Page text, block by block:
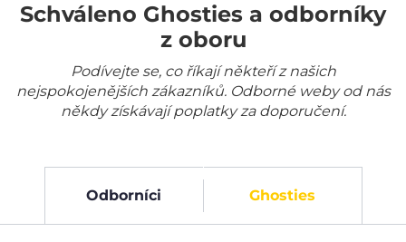
Schváleno Ghosties a odborníky
z oboru
Podívejte se, co říkají někteří z našich
nejspokojenějších zákazníků. Odborné weby od nás
někdy získávají poplatky za doporučení.
Odborníci Ghosties